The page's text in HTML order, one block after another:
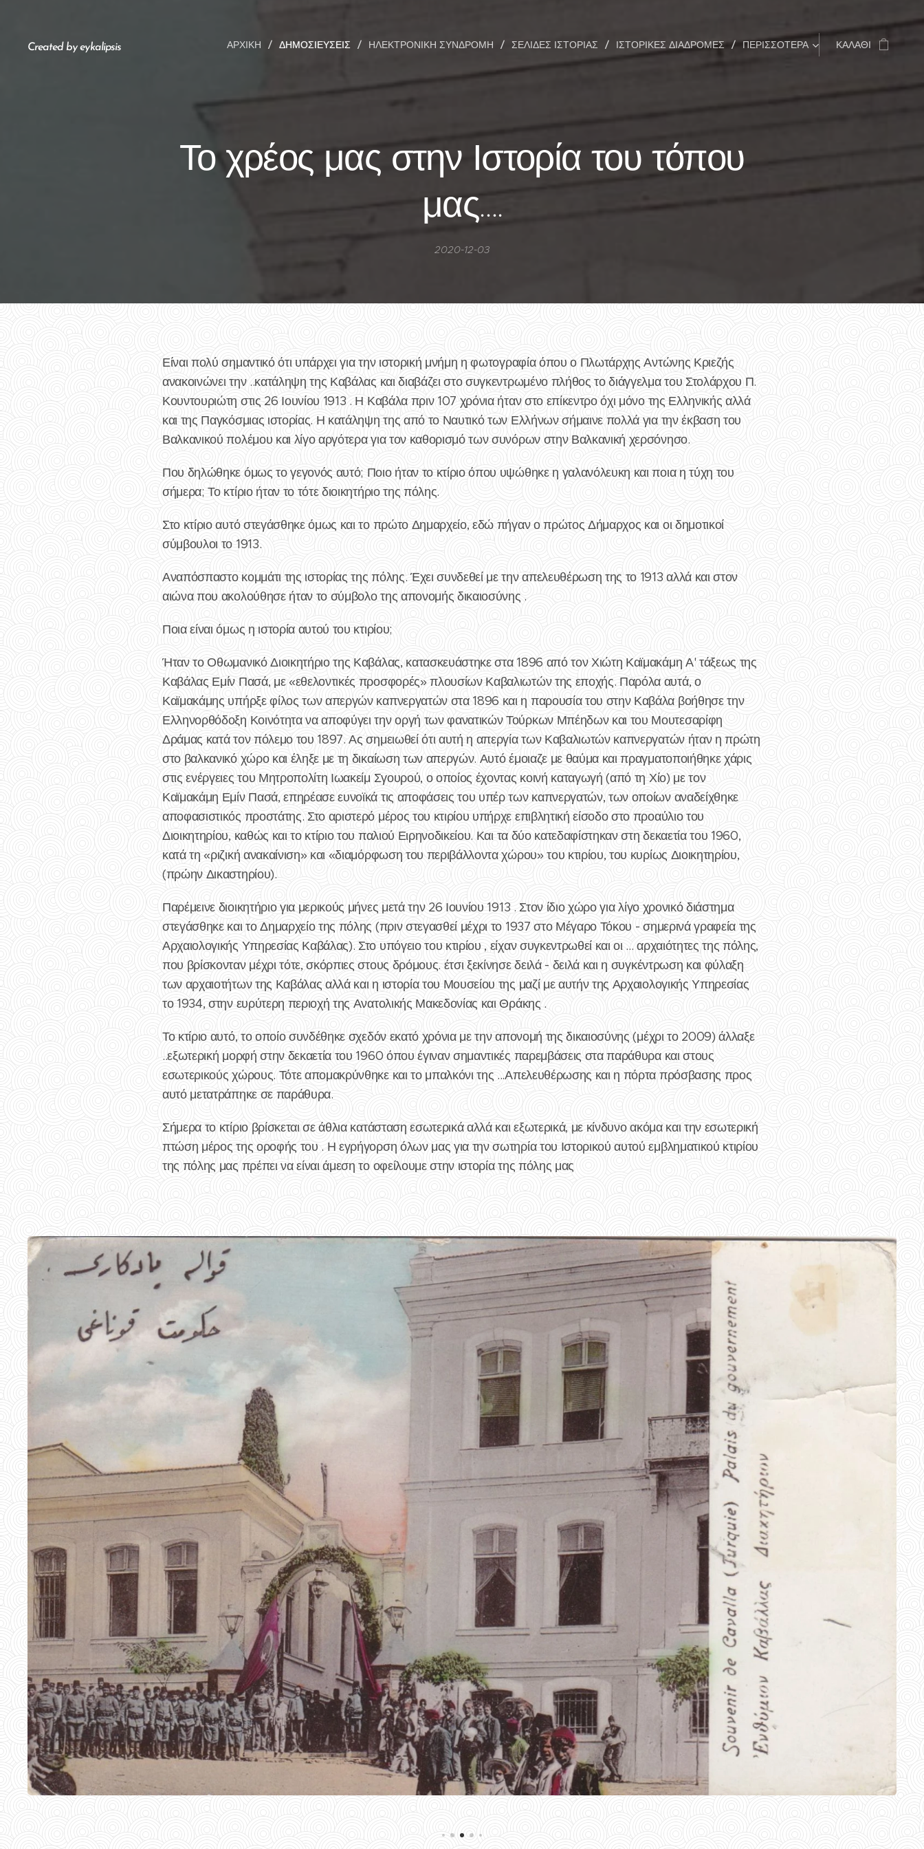
Created by eykalipsis ΑΡΧΙΚΉ ΔΗΜΟΣΙΕΎΣΕΙΣ ΗΛΕΚΤΡΟΝΙΚΉ ΣΥΝΔΡΟΜΉ ΣΕΛΊΔΕΣ ΙΣΤΟΡΊΑΣ ΙΣΤΟΡΙΚΈΣ ΔΙΑΔΡΟΜΈΣ ΠΕΡΙΣΣΌΤΕΡΑ ΚΑΛΆΘΙ
Το χρέος μας στην Ιστορία του τόπου
μας….
2020-12-03
Είναι πολύ σημαντικό ότι υπάρχει για την ιστορική μνήμη η φωτογραφία όπου ο Πλωτάρχης Αντώνης Κριεζής
ανακοινώνει την ..κατάληψη της Καβάλας και διαβάζει στο συγκεντρωμένο πλήθος το διάγγελμα του Στολάρχου Π.
Κουντουριώτη στις 26 Ιουνίου 1913 . Η Καβάλα πριν 107 χρόνια ήταν στο επίκεντρο όχι μόνο της Ελληνικής αλλά
και της Παγκόσμιας ιστορίας. Η κατάληψη της από το Ναυτικό των Ελλήνων σήμαινε πολλά για την έκβαση του
Βαλκανικού πολέμου και λίγο αργότερα για τον καθορισμό των συνόρων στην Βαλκανική χερσόνησο.
Που δηλώθηκε όμως το γεγονός αυτό; Ποιο ήταν το κτίριο όπου υψώθηκε η γαλανόλευκη και ποια η τύχη του
σήμερα; Το κτίριο ήταν το τότε διοικητήριο της πόλης.
Στο κτίριο αυτό στεγάσθηκε όμως και το πρώτο Δημαρχείο, εδώ πήγαν ο πρώτος Δήμαρχος και οι δημοτικοί
σύμβουλοι το 1913.
Αναπόσπαστο κομμάτι της ιστορίας της πόλης. Έχει συνδεθεί με την απελευθέρωση της το 1913 αλλά και στον
αιώνα που ακολούθησε ήταν το σύμβολο της απονομής δικαιοσύνης .
Ποια είναι όμως η ιστορία αυτού του κτιρίου;
Ήταν το Οθωμανικό Διοικητήριο της Καβάλας, κατασκευάστηκε στα 1896 από τον Χιώτη Καϊμακάμη Α' τάξεως της
Καβάλας Εμίν Πασά, με «εθελοντικές προσφορές» πλουσίων Καβαλιωτών της εποχής. Παρόλα αυτά, ο
Καϊμακάμης υπήρξε φίλος των απεργών καπνεργατών στα 1896 και η παρουσία του στην Καβάλα βοήθησε την
Ελληνορθόδοξη Κοινότητα να αποφύγει την οργή των φανατικών Τούρκων Μπέηδων και του Μουτεσαρίφη
Δράμας κατά τον πόλεμο του 1897. Ας σημειωθεί ότι αυτή η απεργία των Καβαλιωτών καπνεργατών ήταν η πρώτη
στο βαλκανικό χώρο και έληξε με τη δικαίωση των απεργών. Αυτό έμοιαζε με θαύμα και πραγματοποιήθηκε χάρις
στις ενέργειες του Μητροπολίτη Ιωακείμ Σγουρού, ο οποίος έχοντας κοινή καταγωγή (από τη Χίο) με τον
Καϊμακάμη Εμίν Πασά, επηρέασε ευνοϊκά τις αποφάσεις του υπέρ των καπνεργατών, των οποίων αναδείχθηκε
αποφασιστικός προστάτης. Στο αριστερό μέρος του κτιρίου υπήρχε επιβλητική είσοδο στο προαύλιο του
Διοικητηρίου, καθώς και το κτίριο του παλιού Ειρηνοδικείου. Και τα δύο κατεδαφίστηκαν στη δεκαετία του 1960,
κατά τη «ριζική ανακαίνιση» και «διαμόρφωση του περιβάλλοντα χώρου» του κτιρίου, του κυρίως Διοικητηρίου,
(πρώην Δικαστηρίου).
Παρέμεινε διοικητήριο για μερικούς μήνες μετά την 26 Ιουνίου 1913 . Στον ίδιο χώρο για λίγο χρονικό διάστημα
στεγάσθηκε και το Δημαρχείο της πόλης (πριν στεγασθεί μέχρι το 1937 στο Μέγαρο Τόκου - σημερινά γραφεία της
Αρχαιολογικής Υπηρεσίας Καβάλας). Στο υπόγειο του κτιρίου , είχαν συγκεντρωθεί και οι ... αρχαιότητες της πόλης,
που βρίσκονταν μέχρι τότε, σκόρπιες στους δρόμους. έτσι ξεκίνησε δειλά - δειλά και η συγκέντρωση και φύλαξη
των αρχαιοτήτων της Καβάλας αλλά και η ιστορία του Μουσείου της μαζί με αυτήν της Αρχαιολογικής Υπηρεσίας
το 1934, στην ευρύτερη περιοχή της Ανατολικής Μακεδονίας και Θράκης .
Το κτίριο αυτό, το οποίο συνδέθηκε σχεδόν εκατό χρόνια με την απονομή της δικαιοσύνης (μέχρι το 2009) άλλαξε
..εξωτερική μορφή στην δεκαετία του 1960 όπου έγιναν σημαντικές παρεμβάσεις στα παράθυρα και στους
εσωτερικούς χώρους. Τότε απομακρύνθηκε και το μπαλκόνι της ...Απελευθέρωσης και η πόρτα πρόσβασης προς
αυτό μετατράπηκε σε παράθυρα.
Σήμερα το κτίριο βρίσκεται σε άθλια κατάσταση εσωτερικά αλλά και εξωτερικά, με κίνδυνο ακόμα και την εσωτερική
πτώση μέρος της οροφής του . Η εγρήγορση όλων μας για την σωτηρία του Ιστορικού αυτού εμβληματικού κτιρίου
της πόλης μας πρέπει να είναι άμεση το οφείλουμε στην ιστορία της πόλης μας